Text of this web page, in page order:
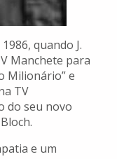
quando J.
Manchete para
Milionário” e
TV
do seu novo
e um